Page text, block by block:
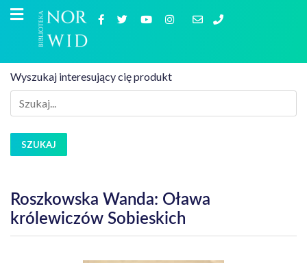
Wyszukaj interesujący cię produkt
SZUKAJ
Roszkowska Wanda: Oława
królewiczów Sobieskich